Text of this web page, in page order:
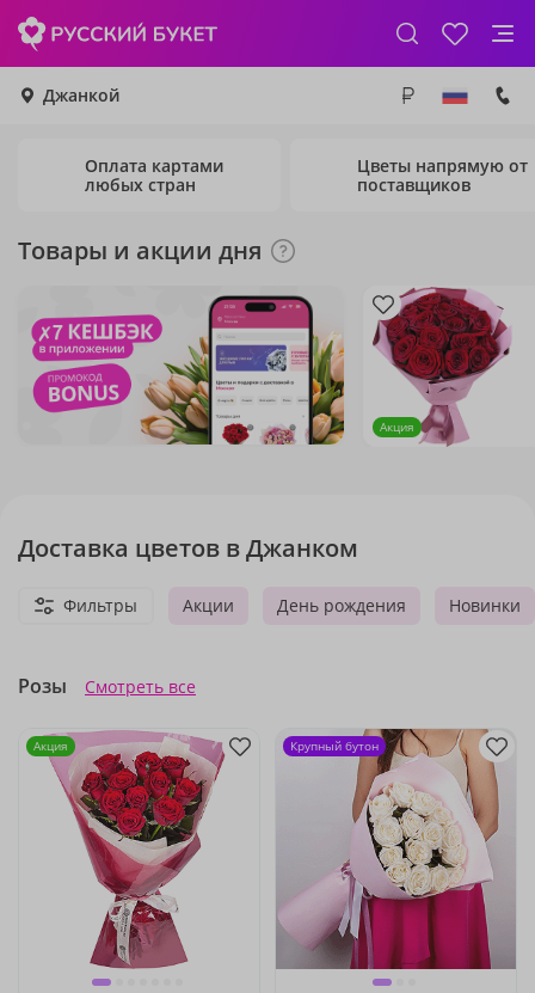
Джанкой
Оплата картами
любых стран
Цветы напрямую от
поставщиков
Товары и акции дня
Акция
Доставка цветов в Джанком
Акции День рождения Новинки
Фильтры
Розы Смотреть все
Акция Крупный бутон